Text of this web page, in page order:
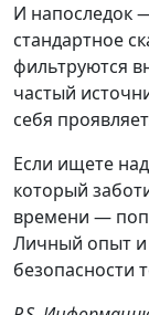
И напоследок
стандартное
фильтруются
частый
себя
Если ищете
который
времени —
Личный опыт и
безопасности